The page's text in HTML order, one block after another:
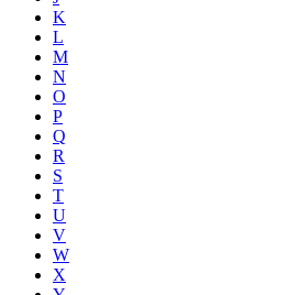
K
L
M
N
O
P
Q
R
S
T
U
V
W
X